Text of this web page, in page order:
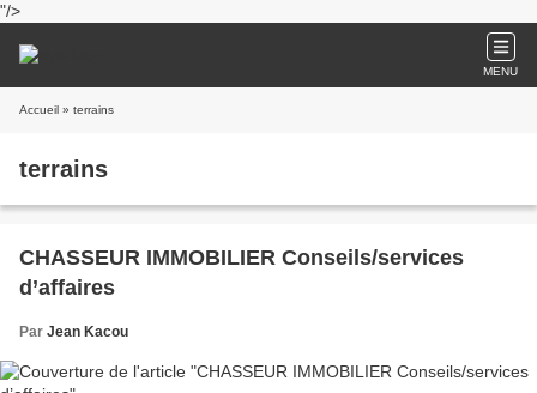
"/>
MENU
Accueil » terrains
terrains
CHASSEUR IMMOBILIER Conseils/services
d’affaires
Par Jean Kacou